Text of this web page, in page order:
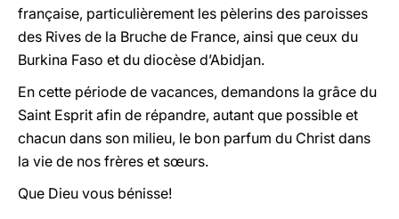
française, particulièrement les pèlerins des paroisses
des Rives de la Bruche de France, ainsi que ceux du
Burkina Faso et du diocèse d’Abidjan.
En cette période de vacances, demandons la grâce du
Saint Esprit afin de répandre, autant que possible et
chacun dans son milieu, le bon parfum du Christ dans
la vie de nos frères et sœurs.
Que Dieu vous bénisse!